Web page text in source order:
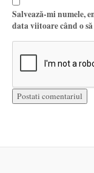
Salvează-mi numele,
data viitoare când o